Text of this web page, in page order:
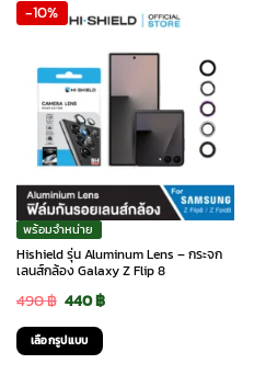
590 ฿.530 ฿.
product
multiple
variants.
The
options
may
be
chosen
on
the
product
-10%
พร้อมจำหน่าย
Hishield รุ่น Aluminum Lens – กระจก
เลนส์กล้อง Galaxy Z Flip 8
490฿ Original
price
was:
440฿Current
เลือกรูปแบบ